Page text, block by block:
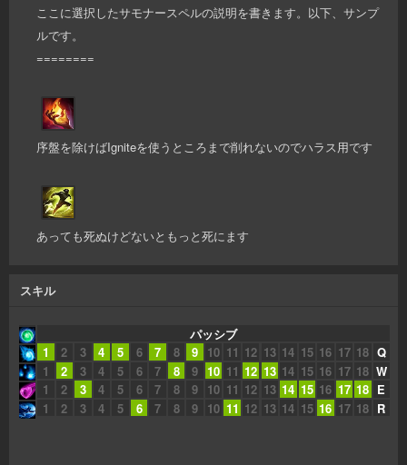
ここに選択したサモナースペルの説明を書きます。以下、サンプ
ルです。
========
序盤を除けばIgniteを使うところまで削れないのでハラス用です
あっても死ぬけどないともっと死にます
スキル
パッシブ
1
2 3 4 5 6 7 8 9 10 11 12 13 14 15 16 17 18 Q
1
2 3 4 5 6 7 8 9 10 11 12 13 14 15 16 17 18 W
1
2 3 4 5 6 7 8 9 10 11 12 13 14 15 16 17 18 E
1
2 3 4 5 6 7 8 9 10 11 12 13 14 15 16 17 18 R